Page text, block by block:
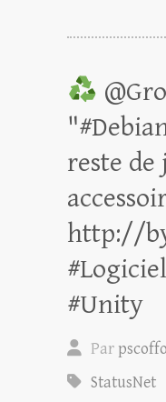
reste de
http://
#Unity
Par
StatusNet